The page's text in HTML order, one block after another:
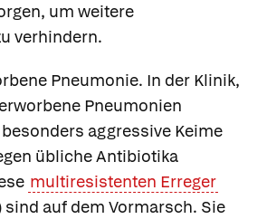
um weitere
verhindern.
Pneumonie. In der Klinik,
Pneumonien
aggressive Keime
übliche Antibiotika
multiresistenten Erreger
sind auf dem Vormarsch. Sie